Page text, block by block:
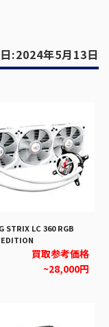
:2024年5月13日
STRIX LC 360 RGB
買取参考価格
~28,000円